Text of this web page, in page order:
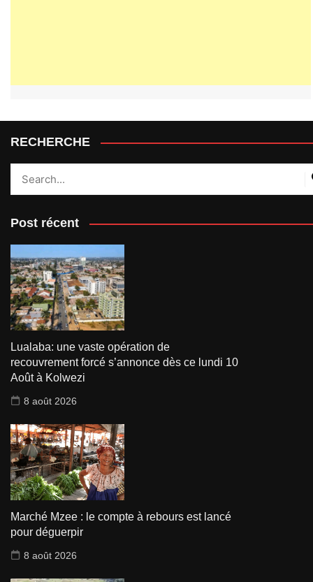
RECHERCHE
Post récent
Lualaba: une vaste opération de
recouvrement forcé s’annonce dès ce lundi 10
Août à Kolwezi
8 août 2026
Marché Mzee : le compte à rebours est lancé
pour déguerpir
8 août 2026